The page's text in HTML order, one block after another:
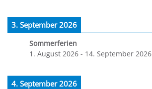
3. September 2026
Sommerferien
1. August 2026 - 14. September 2026
4. September 2026